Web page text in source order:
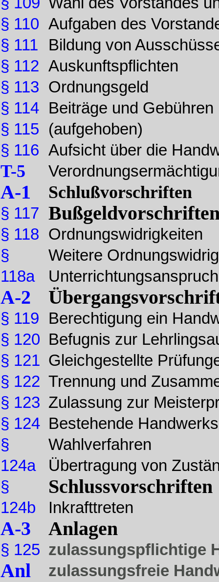
§ 110
§ 111
§ 112
§ 113
§ 114
§ 115
§ 116
T-5
A-1
§ 117
§ 118
§
118a
A-2
§ 119
§ 120
§ 121
§ 122
§ 123
§ 124
§
124a
§
124b
A-3
§ 125
Anl
Aufgaben des
Bildung von
Auskunftspflichten
Ordnungsgeld
Beiträge und Gebühren
(aufgehoben)
Aufsicht über die
Schlußvorschriften
Ordnungswidrigkeiten
Weitere
Berechtigung ein
Befugnis zur
Gleichgestellte
Trennung und
Zulassung zur
Bestehende
Wahlverfahren
Übertragung von
Schlussvorschriften
Inkrafttreten
Anlagen
zulassungspflichtige
zulassungsfreie